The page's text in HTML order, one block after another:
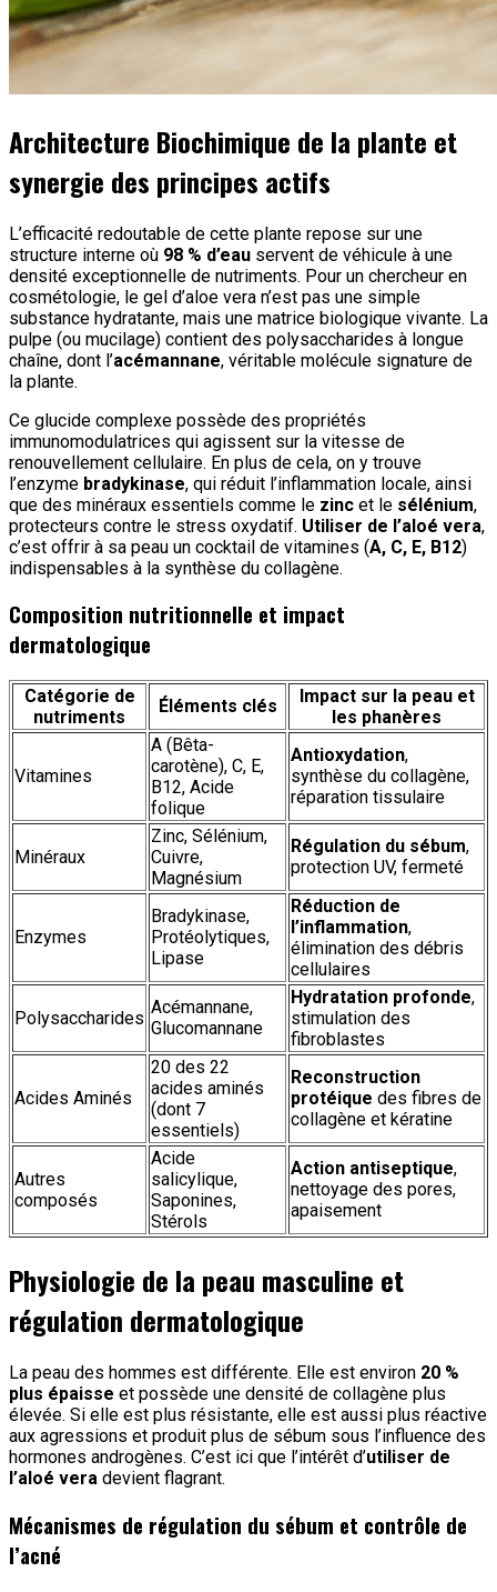
Architecture Biochimique de la plante et
synergie des principes actifs
L’efficacité redoutable de cette plante repose sur une
structure interne où 98 % d’eau servent de véhicule à une
densité exceptionnelle de nutriments. Pour un chercheur en
cosmétologie, le gel d’aloe vera n’est pas une simple
substance hydratante, mais une matrice biologique vivante. La
pulpe (ou mucilage) contient des polysaccharides à longue
chaîne, dont l’acémannane, véritable molécule signature de
la plante.
Ce glucide complexe possède des propriétés
immunomodulatrices qui agissent sur la vitesse de
renouvellement cellulaire. En plus de cela, on y trouve
l’enzyme bradykinase, qui réduit l’inflammation locale, ainsi
que des minéraux essentiels comme le zinc et le sélénium,
protecteurs contre le stress oxydatif. Utiliser de l’aloé vera,
c’est offrir à sa peau un cocktail de vitamines (A, C, E, B12)
indispensables à la synthèse du collagène.
Composition nutritionnelle et impact
dermatologique
Catégorie de
nutriments
Éléments clés
Impact sur la peau et
les phanères
Vitamines
A (Bêta-
carotène), C, E,
B12, Acide
folique
Antioxydation,
synthèse du collagène,
réparation tissulaire
Minéraux
Zinc, Sélénium,
Cuivre,
Magnésium
Régulation du sébum,
protection UV, fermeté
Enzymes
Bradykinase,
Protéolytiques,
Lipase
Réduction de
l’inflammation,
élimination des débris
cellulaires
Polysaccharides
Acémannane,
Glucomannane
Hydratation profonde,
stimulation des
fibroblastes
Acides Aminés
20 des 22
acides aminés
(dont 7
essentiels)
Reconstruction
protéique des fibres de
collagène et kératine
Autres
composés
Acide
salicylique,
Saponines,
Stérols
Action antiseptique,
nettoyage des pores,
apaisement
Physiologie de la peau masculine et
régulation dermatologique
La peau des hommes est différente. Elle est environ 20 %
plus épaisse et possède une densité de collagène plus
élevée. Si elle est plus résistante, elle est aussi plus réactive
aux agressions et produit plus de sébum sous l’influence des
hormones androgènes. C’est ici que l’intérêt d’utiliser de
l’aloé vera devient flagrant.
Mécanismes de régulation du sébum et contrôle de
l’acné